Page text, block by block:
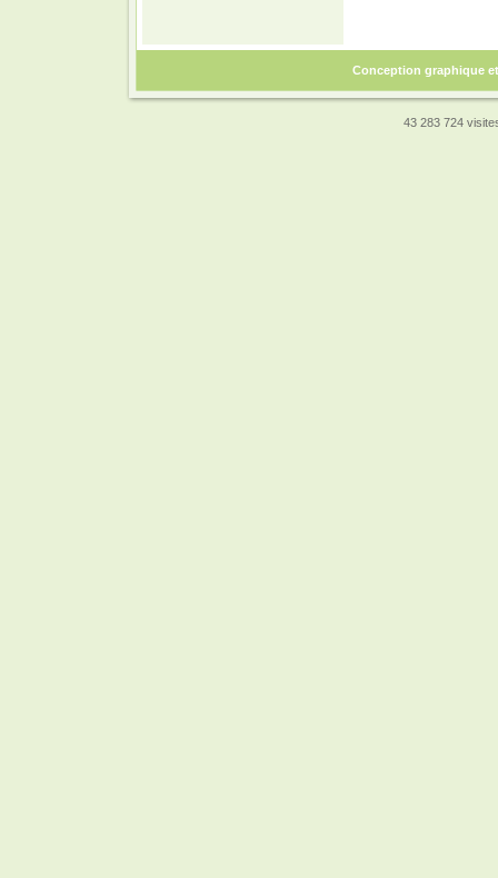
Conception graphique
43 283 724